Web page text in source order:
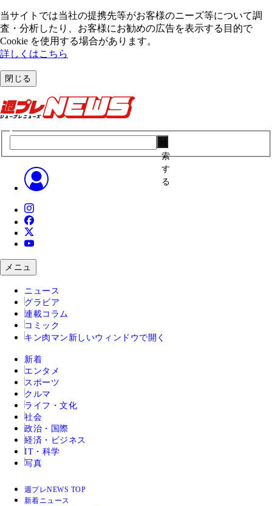
当サイトでは当社の提携先等がお客様のニーズ等について調
査・分析したり、お客様にお勧めの広告を表⽰する⽬的で
Cookie を使⽤する場合があります。
詳しくはこちら
閉じる
索
す
る
メニュ
ニュース
グラビア
連載コラム
コミック
キン肉マン 新しいウィンドウで開く
新着
エンタメ
スポーツ
クルマ
ライフ・文化
社会
政治・国際
経済・ビジネス
IT・科学
写真
週プレNEWS TOP
新着ニュース